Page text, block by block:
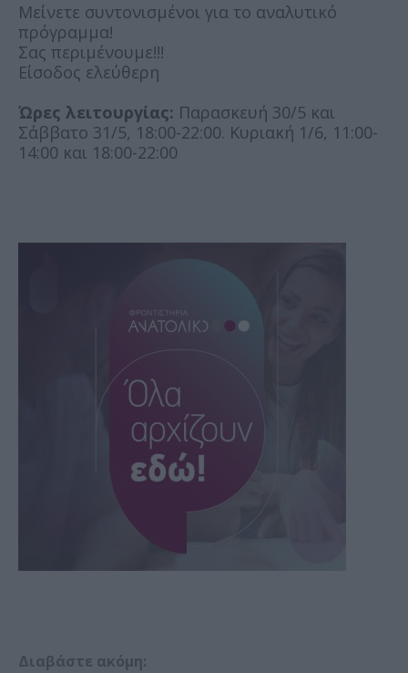
Μείνετε συντονισμένοι για το αναλυτικό
πρόγραμμα!
Σας περιμένουμε!!!
Είσοδος ελεύθερη
Ώρες λειτουργίας: Παρασκευή 30/5 και
Σάββατο 31/5, 18:00-22:00. Κυριακή 1/6, 11:00-
14:00 και 18:00-22:00
Διαβάστε ακόμη: